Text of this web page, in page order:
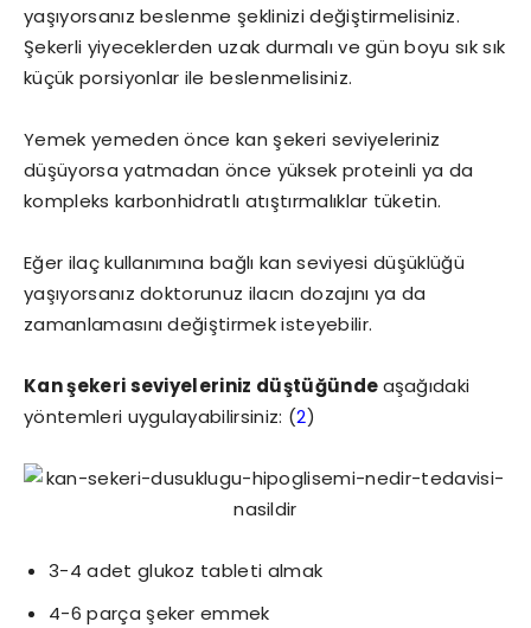
yaşıyorsanız beslenme şeklinizi değiştirmelisiniz.
Şekerli yiyeceklerden uzak durmalı ve gün boyu sık sık
küçük porsiyonlar ile beslenmelisiniz.
Yemek yemeden önce kan şekeri seviyeleriniz
düşüyorsa yatmadan önce yüksek proteinli ya da
kompleks karbonhidratlı atıştırmalıklar tüketin.
Eğer ilaç kullanımına bağlı kan seviyesi düşüklüğü
yaşıyorsanız doktorunuz ilacın dozajını ya da
zamanlamasını değiştirmek isteyebilir.
Kan şekeri seviyeleriniz düştüğündeaşağıdaki
yöntemleri uygulayabilirsiniz: (2)
3-4 adet glukoz tableti almak
4-6 parça şeker emmek